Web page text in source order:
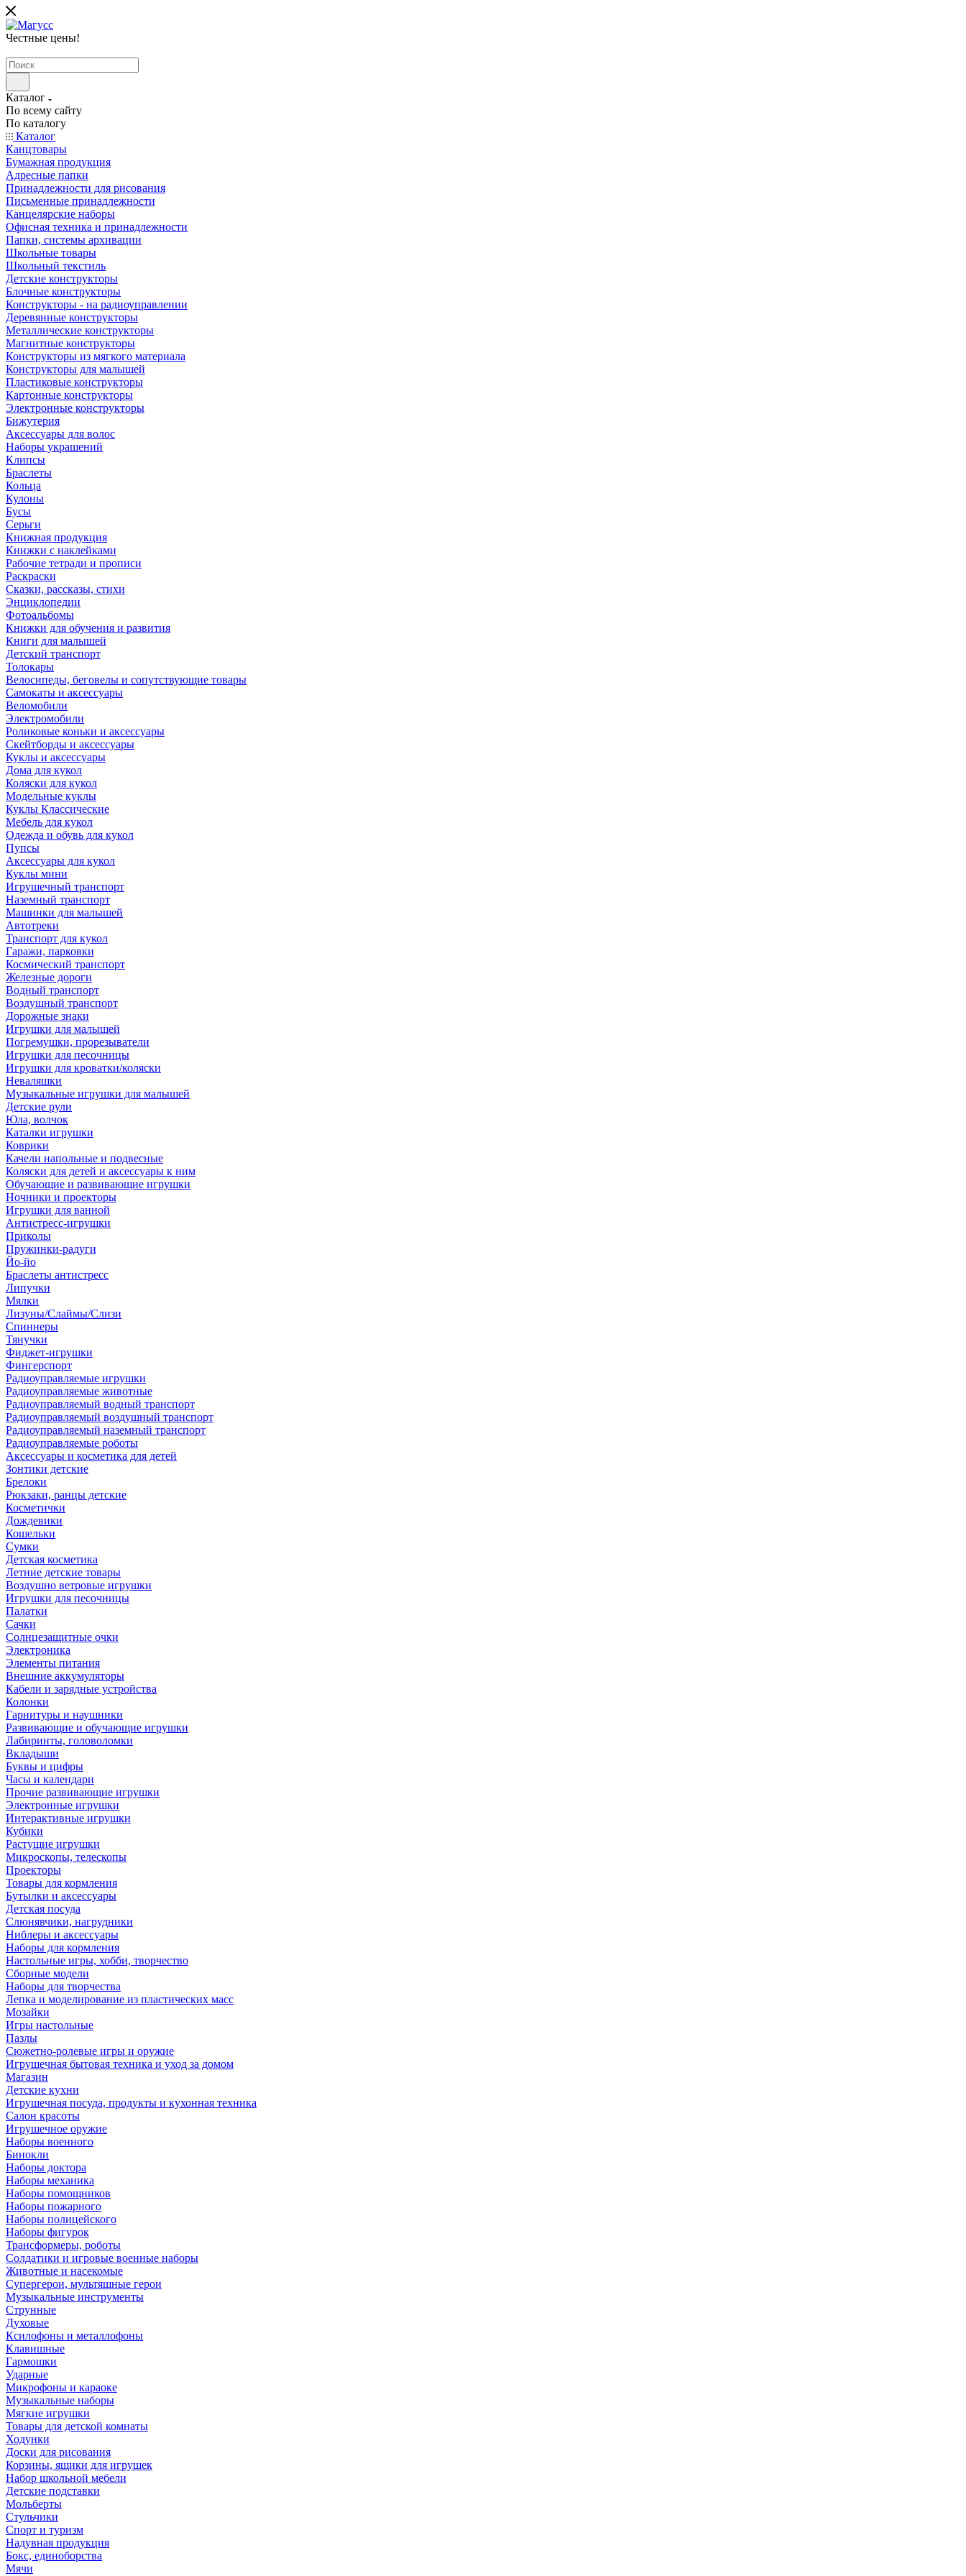
Честные цены!
Каталог
По всему сайту
По каталогу
Каталог
Канцтовары
Бумажная продукция
Адресные папки
Принадлежности для рисования
Письменные принадлежности
Канцелярские наборы
Офисная техника и принадлежности
Папки, системы архивации
Школьные товары
Школьный текстиль
Детские конструкторы
Блочные конструкторы
Конструкторы - на радиоуправлении
Деревянные конструкторы
Металлические конструкторы
Магнитные конструкторы
Конструкторы из мягкого материала
Конструкторы для малышей
Пластиковые конструкторы
Картонные конструкторы
Электронные конструкторы
Бижутерия
Аксессуары для волос
Наборы украшений
Клипсы
Браслеты
Кольца
Кулоны
Бусы
Серьги
Книжная продукция
Книжки с наклейками
Рабочие тетради и прописи
Раскраски
Сказки, рассказы, стихи
Энциклопедии
Фотоальбомы
Книжки для обучения и развития
Книги для малышей
Детский транспорт
Толокары
Велосипеды, беговелы и сопутствующие товары
Самокаты и аксессуары
Веломобили
Электромобили
Роликовые коньки и аксессуары
Скейтборды и аксессуары
Куклы и аксессуары
Дома для кукол
Коляски для кукол
Модельные куклы
Куклы Классические
Мебель для кукол
Одежда и обувь для кукол
Пупсы
Аксессуары для кукол
Куклы мини
Игрушечный транспорт
Наземный транспорт
Машинки для малышей
Автотреки
Транспорт для кукол
Гаражи, парковки
Космический транспорт
Железные дороги
Водный транспорт
Воздушный транспорт
Дорожные знаки
Игрушки для малышей
Погремушки, прорезыватели
Игрушки для песочницы
Игрушки для кроватки/коляски
Неваляшки
Музыкальные игрушки для малышей
Детские рули
Юла, волчок
Каталки игрушки
Коврики
Качели напольные и подвесные
Коляски для детей и аксессуары к ним
Обучающие и развивающие игрушки
Ночники и проекторы
Игрушки для ванной
Антистресс-игрушки
Приколы
Пружинки-радуги
Йо-йо
Браслеты антистресс
Липучки
Мялки
Лизуны/Слаймы/Слизи
Спиннеры
Тянучки
Фиджет-игрушки
Фингерспорт
Радиоуправляемые игрушки
Радиоуправляемые животные
Радиоуправляемый водный транспорт
Радиоуправляемый воздушный транспорт
Радиоуправляемый наземный транспорт
Радиоуправляемые роботы
Аксессуары и косметика для детей
Зонтики детские
Брелоки
Рюкзаки, ранцы детские
Косметички
Дождевики
Кошельки
Сумки
Детская косметика
Летние детские товары
Воздушно ветровые игрушки
Игрушки для песочницы
Палатки
Сачки
Солнцезащитные очки
Электроника
Элементы питания
Внешние аккумуляторы
Кабели и зарядные устройства
Колонки
Гарнитуры и наушники
Развивающие и обучающие игрушки
Лабиринты, головоломки
Вкладыши
Буквы и цифры
Часы и календари
Прочие развивающие игрушки
Электронные игрушки
Интерактивные игрушки
Кубики
Растущие игрушки
Микроскопы, телескопы
Проекторы
Товары для кормления
Бутылки и аксессуары
Детская посуда
Слюнявчики, нагрудники
Ниблеры и аксессуары
Наборы для кормления
Настольные игры, хобби, творчество
Сборные модели
Наборы для творчества
Лепка и моделирование из пластических масс
Мозайки
Игры настольные
Пазлы
Сюжетно-ролевые игры и оружие
Игрушечная бытовая техника и уход за домом
Магазин
Детские кухни
Игрушечная посуда, продукты и кухонная техника
Салон красоты
Игрушечное оружие
Наборы военного
Бинокли
Наборы доктора
Наборы механика
Наборы помощников
Наборы пожарного
Наборы полицейского
Наборы фигурок
Трансформеры, роботы
Солдатики и игровые военные наборы
Животные и насекомые
Супергерои, мультяшные герои
Музыкальные инструменты
Струнные
Духовые
Ксилофоны и металлофоны
Клавишные
Гармошки
Ударные
Микрофоны и караоке
Музыкальные наборы
Мягкие игрушки
Товары для детской комнаты
Ходунки
Доски для рисования
Корзины, ящики для игрушек
Набор школьной мебели
Детские подставки
Мольберты
Стульчики
Спорт и туризм
Надувная продукция
Бокс, единоборства
Мячи